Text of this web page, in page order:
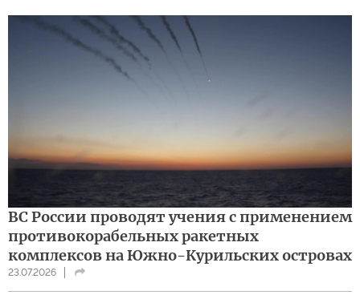
ВС России проводят учения с применением
противокорабельных ракетных
комплексов на Южно-Курильских островах
23.07.2026